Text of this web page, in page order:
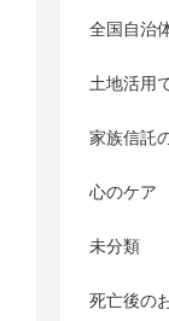
全国自治
土地活用
家族信託
心のケア
未分類
死亡後の